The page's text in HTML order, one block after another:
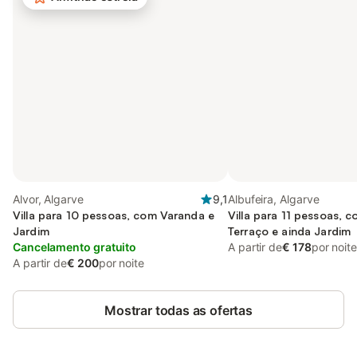
Alvor, Algarve
9,1
Villa para 10 pessoas, com Varanda e
Jardim
Cancelamento gratuito
A partir de€ 200por noite
Albufeira, Algarve
Villa para 11 pessoas,
Terraço e ainda Jardim
A partir de€ 178por noite
Mostrar todas as ofertas